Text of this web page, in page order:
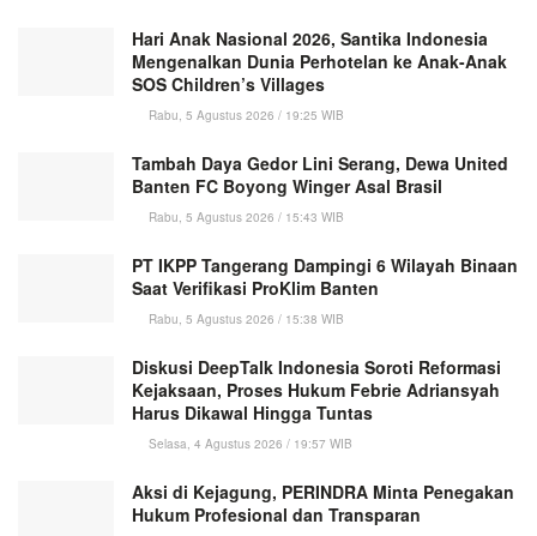
Hari Anak Nasional 2026, Santika Indonesia
Mengenalkan Dunia Perhotelan ke Anak-Anak
SOS Children’s Villages
Rabu, 5 Agustus 2026 / 19:25 WIB
Tambah Daya Gedor Lini Serang, Dewa United
Banten FC Boyong Winger Asal Brasil
Rabu, 5 Agustus 2026 / 15:43 WIB
PT IKPP Tangerang Dampingi 6 Wilayah Binaan
Saat Verifikasi ProKlim Banten
Rabu, 5 Agustus 2026 / 15:38 WIB
Diskusi DeepTalk Indonesia Soroti Reformasi
Kejaksaan, Proses Hukum Febrie Adriansyah
Harus Dikawal Hingga Tuntas
Selasa, 4 Agustus 2026 / 19:57 WIB
Aksi di Kejagung, PERINDRA Minta Penegakan
Hukum Profesional dan Transparan